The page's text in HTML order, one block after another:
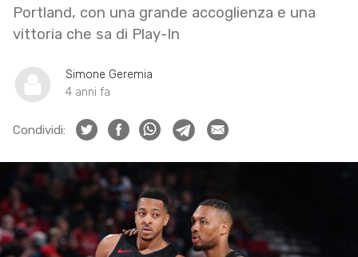
Portland, con una grande accoglienza e una
vittoria che sa di Play-In
Simone Geremia
4 anni fa
Condividi: